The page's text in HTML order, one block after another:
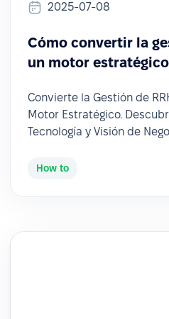
2025-07-08
Cómo convertir la
un motor
Convierte la Gestión de
Motor Estratégico.
Tecnología y Visión de
How to